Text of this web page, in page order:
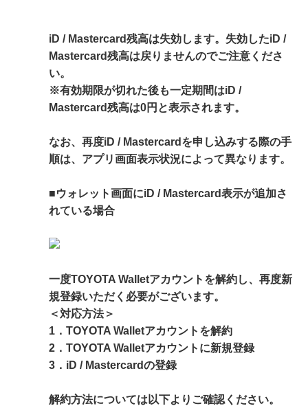
iD / Mastercard残高は失効します。失効したiD /
Mastercard残高は戻りませんのでご注意くださ
い。
※有効期限が切れた後も一定期間はiD /
Mastercard残高は0円と表示されます。
なお、再度iD / Mastercardを申し込みする際の手
順は、アプリ画面表示状況によって異なります。
■ウォレット画面にiD / Mastercard表示が追加さ
れている場合
一度TOYOTA Walletアカウントを解約し、再度新
規登録いただく必要がございます。
＜対応方法＞
1．TOYOTA Walletアカウントを解約
2．TOYOTA Walletアカウントに新規登録
3．iD / Mastercardの登録
解約方法については以下よりご確認ください。